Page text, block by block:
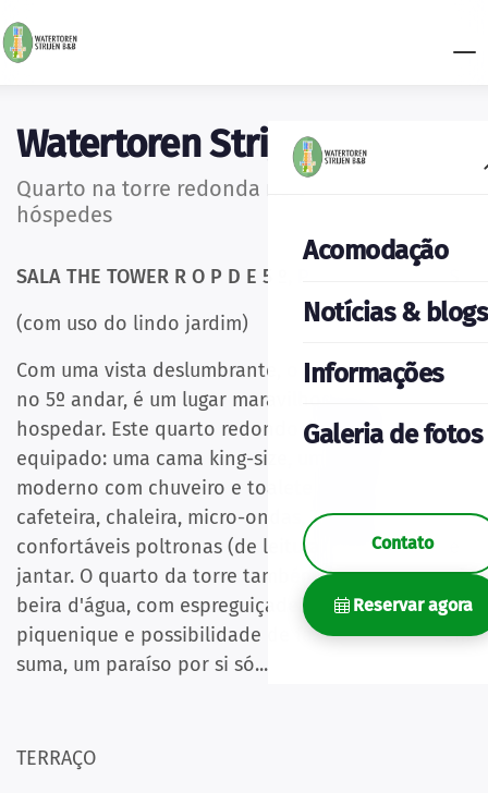
Acomodação
Notícias & blogs
Informações
Galeria de fotos
Contato
Reservar agora
Watertoren Strijen
Quarto na torre redonda no 5º andar para 2
hóspedes
SALA THE TOWER R O P D E 5 º, PARA 2 HÓSPEDES
(com uso do lindo jardim)
Com uma vista deslumbrante, o quarto da torre,
no 5º andar, é um lugar maravilhoso para se
hospedar. Este quarto redondo é totalmente
equipado: uma cama king-size, um banheiro
moderno com chuveiro e toalete privativos,
cafeteira, chaleira, micro-ondas, TV grande,
confortáveis poltronas (de leitura) e uma área de
jantar. O quarto da torre também inclui o jardim à
beira d'água, com espreguiçadeiras, mesa de
piquenique e possibilidade de fazer churrasco. Em
suma, um paraíso por si só...
TERRAÇO